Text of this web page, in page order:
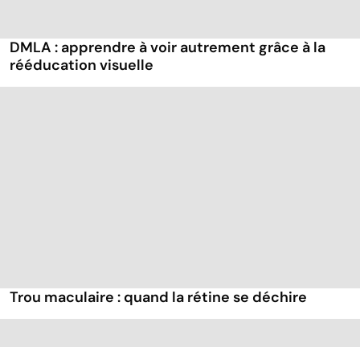
DMLA : apprendre à voir autrement grâce à la
rééducation visuelle
Trou maculaire : quand la rétine se déchire